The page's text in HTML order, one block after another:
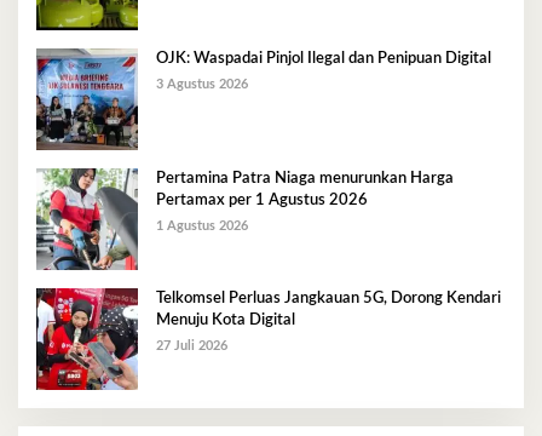
OJK: Waspadai Pinjol Ilegal dan Penipuan Digital
3 Agustus 2026
Pertamina Patra Niaga menurunkan Harga
Pertamax per 1 Agustus 2026
1 Agustus 2026
Telkomsel Perluas Jangkauan 5G, Dorong Kendari
Menuju Kota Digital
27 Juli 2026